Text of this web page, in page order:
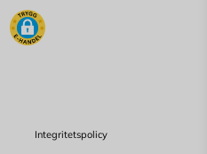
Integritetspolicy